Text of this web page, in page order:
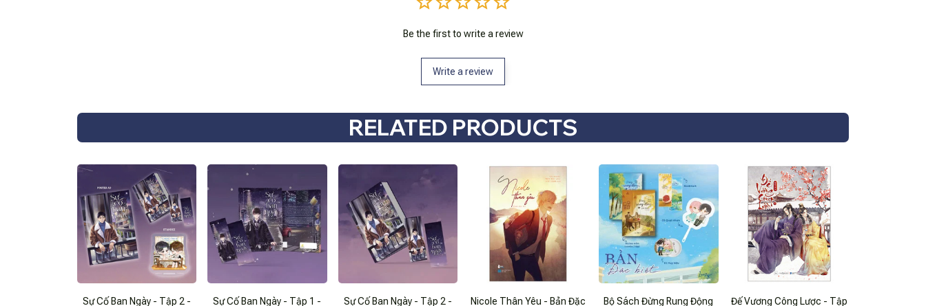
Be the first to write a review
Write a review
RELATED PRODUCTS
Sự Cố Ban Ngày - Tập 2 -
Sự Cố Ban Ngày - Tập 1 -
Sự Cố Ban Ngày - Tập 2 -
Nicole Thân Yêu - Bản Đặc
Bộ Sách Đừng Rung Động
Đế Vương Công Lược - Tập